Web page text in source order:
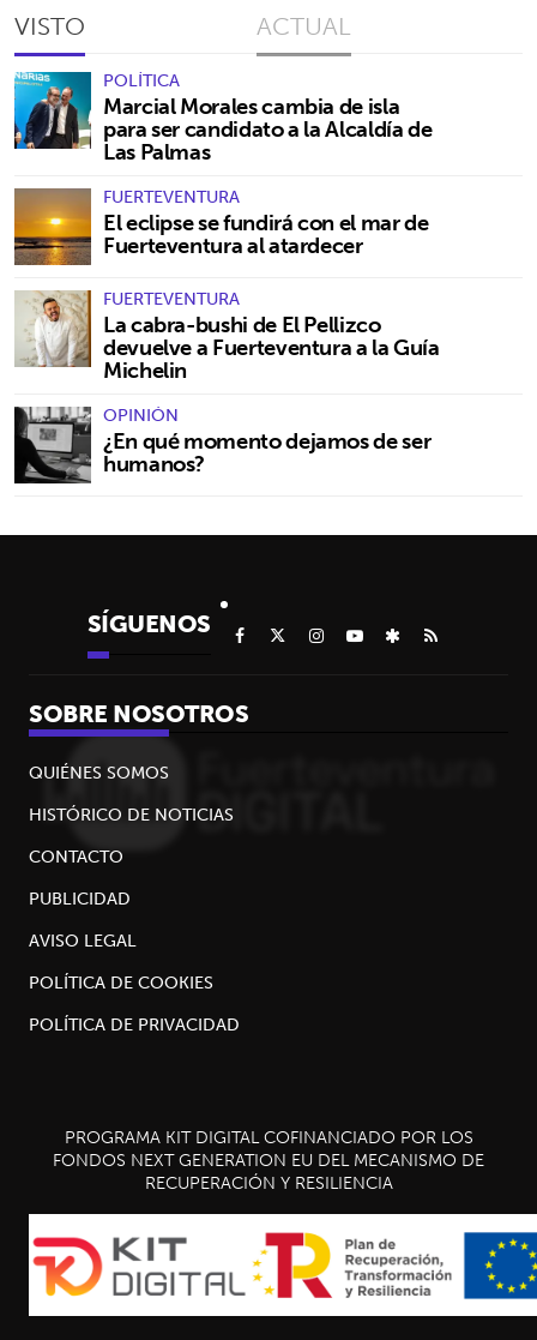
VISTO ACTUAL
POLÍTICA
Marcial Morales cambia de isla
para ser candidato a la Alcaldía de
Las Palmas
FUERTEVENTURA
El eclipse se fundirá con el mar de
Fuerteventura al atardecer
FUERTEVENTURA
La cabra-bushi de El Pellizco
devuelve a Fuerteventura a la Guía
Michelin
OPINIÓN
¿En qué momento dejamos de ser
humanos?
SÍGUENOS
SOBRE NOSOTROS
QUIÉNES SOMOS
HISTÓRICO DE NOTICIAS
CONTACTO
PUBLICIDAD
AVISO LEGAL
POLÍTICA DE COOKIES
POLÍTICA DE PRIVACIDAD
PROGRAMA KIT DIGITAL COFINANCIADO POR LOS
FONDOS NEXT GENERATION EU DEL MECANISMO DE
RECUPERACIÓN Y RESILIENCIA